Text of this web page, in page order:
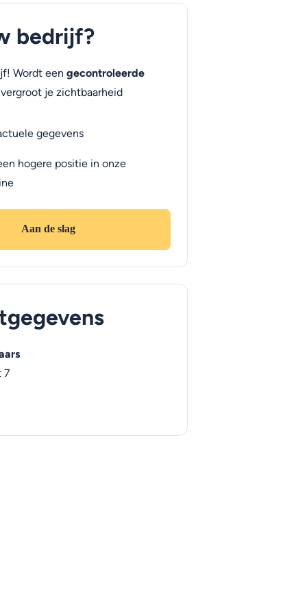
bedrijf?
Wordt een gecontroleerde
je zichtbaarheid
gegevens
hogere positie in onze
Aan de slag
7